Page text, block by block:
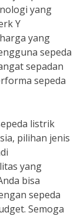
yang
Y
yang
sepeda
sepadan
sepeda
listrik
pilihan jenis
yang
bisa
sepeda
Semoga